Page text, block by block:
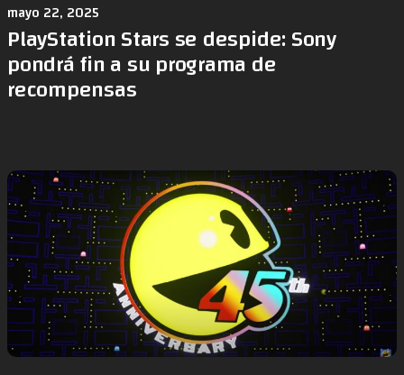
mayo 22, 2025
PlayStation Stars se despide: Sony
pondrá fin a su programa de
recompensas